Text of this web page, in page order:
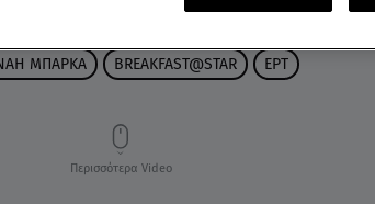
ΜΠΑΡΚΑ BREAKFAST@STAR EΡΤ
Περισσότερα Video